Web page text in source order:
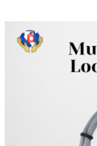
Multiple
Point